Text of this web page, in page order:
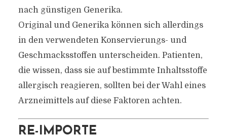
nach günstigen Generika.
Original und Generika können sich allerdings
in den verwendeten Konservierungs- und
Geschmacksstoffen unterscheiden. Patienten,
die wissen, dass sie auf bestimmte Inhaltsstoffe
allergisch reagieren, sollten bei der Wahl eines
Arzneimittels auf diese Faktoren achten.
RE-IMPORTE